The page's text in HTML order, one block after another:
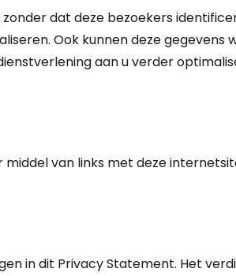
dat deze bezoekers
Ook kunnen deze
aan u verder
van links met deze
in dit Privacy Statement. Het